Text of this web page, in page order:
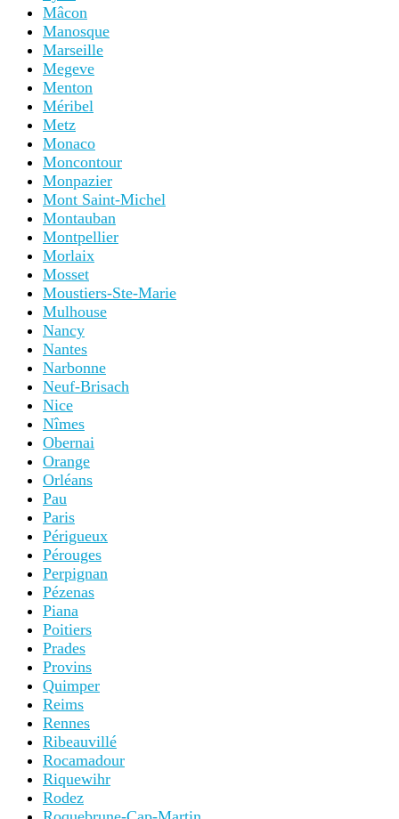
Mâcon
Manosque
Marseille
Megeve
Menton
Méribel
Metz
Monaco
Moncontour
Monpazier
Mont Saint-Michel
Montauban
Montpellier
Morlaix
Mosset
Moustiers-Ste-Marie
Mulhouse
Nancy
Nantes
Narbonne
Neuf-Brisach
Nice
Nîmes
Obernai
Orange
Orléans
Pau
Paris
Périgueux
Pérouges
Perpignan
Pézenas
Piana
Poitiers
Prades
Provins
Quimper
Reims
Rennes
Ribeauvillé
Rocamadour
Riquewihr
Rodez